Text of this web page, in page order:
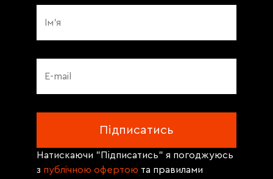
Натискаючи "Підписатись" я погоджуюсь
з публічною офертою та правилами